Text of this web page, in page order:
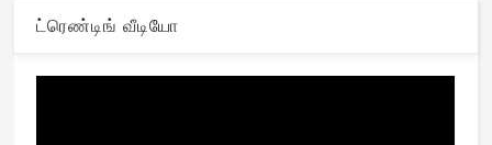
ட்ரெண்டிங் வீடியோ